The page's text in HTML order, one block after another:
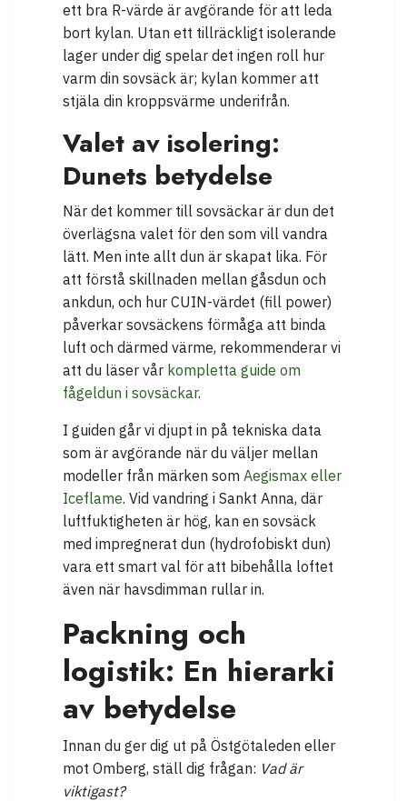
ett bra R-värde är avgörande för att leda
bort kylan. Utan ett tillräckligt isolerande
lager under dig spelar det ingen roll hur
varm din sovsäck är; kylan kommer att
stjäla din kroppsvärme underifrån.
Valet av isolering:
Dunets betydelse
När det kommer till sovsäckar är dun det
överlägsna valet för den som vill vandra
lätt. Men inte allt dun är skapat lika. För
att förstå skillnaden mellan gåsdun och
ankdun, och hur CUIN-värdet (fill power)
påverkar sovsäckens förmåga att binda
luft och därmed värme, rekommenderar vi
att du läser vår kompletta guide om
fågeldun i sovsäckar.
I guiden går vi djupt in på tekniska data
som är avgörande när du väljer mellan
modeller från märken som Aegismax eller
Iceflame. Vid vandring i Sankt Anna, där
luftfuktigheten är hög, kan en sovsäck
med impregnerat dun (hydrofobiskt dun)
vara ett smart val för att bibehålla loftet
även när havsdimman rullar in.
Packning och
logistik: En hierarki
av betydelse
Innan du ger dig ut på Östgötaleden eller
mot Omberg, ställ dig frågan: Vad är
viktigast?